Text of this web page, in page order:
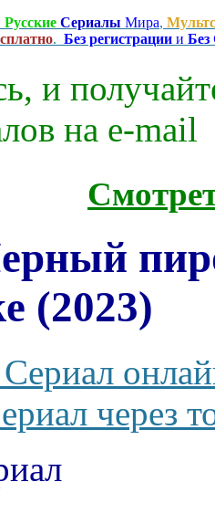
Русские Сериалы Мира,
. Без регистрации и
и
на e-mаil
(2023)
через